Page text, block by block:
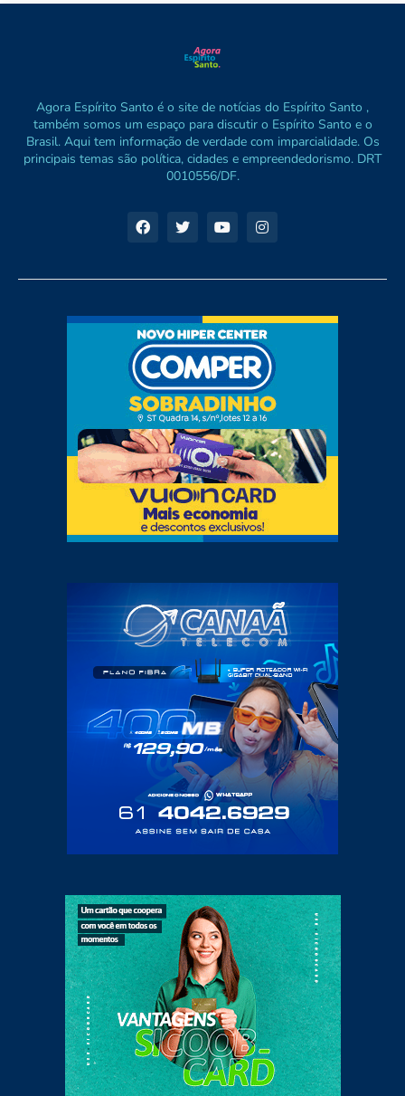
Agora Espírito Santo é o site de notícias do Espírito Santo ,
também somos um espaço para discutir o Espírito Santo e o
Brasil. Aqui tem informação de verdade com imparcialidade. Os
principais temas são política, cidades e empreendedorismo. DRT
0010556/DF.